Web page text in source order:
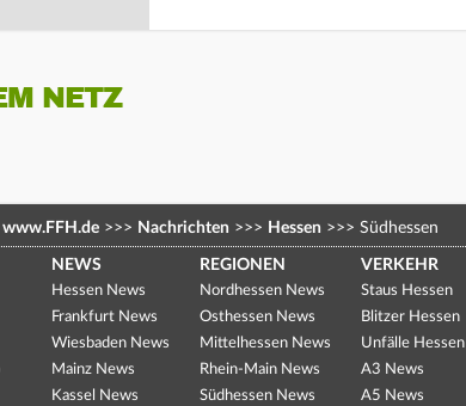
NETZ
www.FFH.de >>> Nachrichten >>> Hessen >>> Südhessen
NEWS
Hessen News
Frankfurt News
Wiesbaden News
Mainz News
Kassel News
REGIONEN
Nordhessen News
Osthessen News
Mittelhessen News
Rhein-Main News
Südhessen News
VERKEHR
Staus Hessen
Blitzer Hessen
Unfälle Hessen
A3 News
A5 News